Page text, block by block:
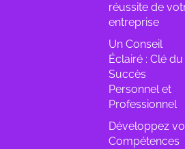
réussite de
entreprise
Un Conseil
Éclairé : Clé du
Succès
Personnel et
Professionnel
Développez
Compétences